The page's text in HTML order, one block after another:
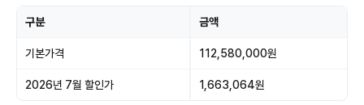
구분 금액
기본가격 112,580,000원
2026년 7월 할인가 1,663,064원